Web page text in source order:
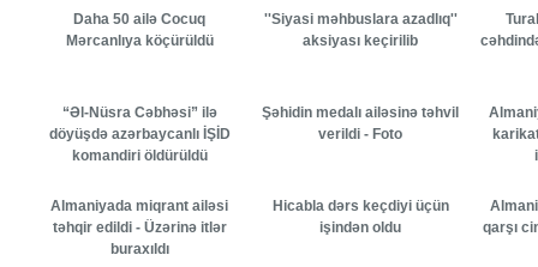
Daha 50 ailə Cocuq
Mərcanlıya köçürüldü
''Siyasi məhbuslara azadlıq''
aksiyası keçirilib
“Əl-Nüsra Cəbhəsi” ilə
döyüşdə azərbaycanlı İŞİD
komandiri öldürüldü
Şəhidin medalı ailəsinə təhvil
verildi - Foto
Almaniyada miqrant ailəsi
təhqir edildi - Üzərinə itlər
buraxıldı
Hicabla dərs keçdiyi üçün
işindən oldu
qarşı